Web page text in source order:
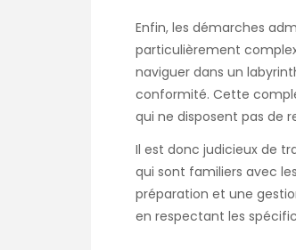
Enfin, les démarches
particulièrement
naviguer dans un
conformité. Cette
qui ne disposent pas de
Il est donc judicieux de
qui sont familiers avec
préparation et une
en respectant les